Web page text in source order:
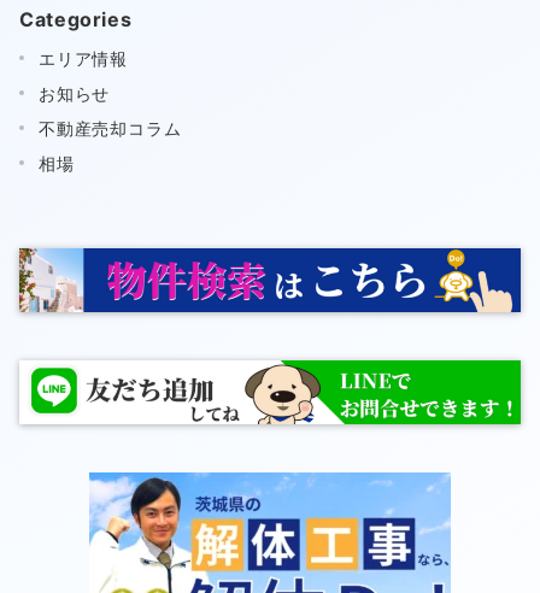
Categories
エリア情報
お知らせ
不動産売却コラム
相場